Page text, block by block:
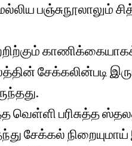
பஞ்சுநூலாலும்
சேக்கலின்படி
பரிசுத்த
சேக்கல் நிறையுமாய்